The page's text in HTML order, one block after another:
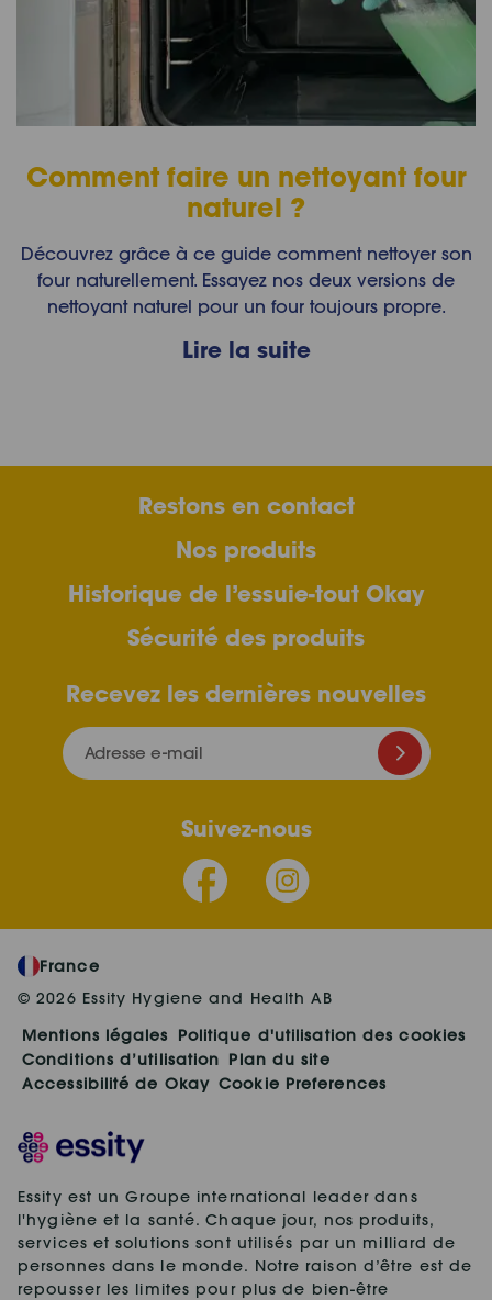
Comment faire un nettoyant four
naturel ?
Découvrez grâce à ce guide comment nettoyer son
four naturellement. Essayez nos deux versions de
nettoyant naturel pour un four toujours propre.
Lire la suite
Restons en contact
Nos produits
Historique de l’essuie-tout Okay
Sécurité des produits
Recevez les dernières nouvelles
Adresse e-mail
Suivez-nous
France
© 2026 Essity Hygiene and Health AB
Mentions légales
Politique d'utilisation des cookies
Conditions d’utilisation Plan du site
Accessibilité de Okay Cookie Preferences
Essity est un Groupe international leader dans
l'hygiène et la santé. Chaque jour, nos produits,
services et solutions sont utilisés par un milliard de
personnes dans le monde. Notre raison d’être est de
repousser les limites pour plus de bien-être